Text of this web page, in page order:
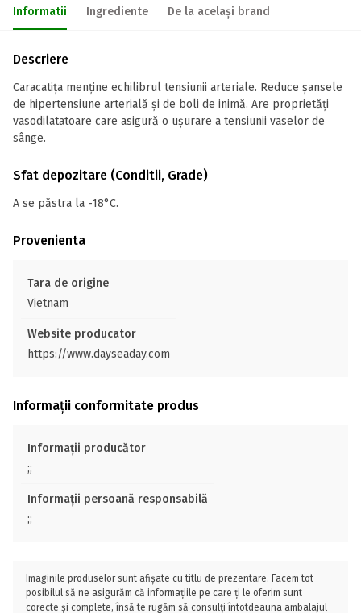
Informatii Ingrediente De la același brand
Descriere
Caracatița menține echilibrul tensiunii arteriale. Reduce șansele
de hipertensiune arterială și de boli de inimă. Are proprietăți
vasodilatatoare care asigură o ușurare a tensiunii vaselor de
sânge.
Sfat depozitare (Conditii, Grade)
A se păstra la -18°C.
Provenienta
Tara de origine
Vietnam
Website producator
https://www.dayseaday.com
Informații conformitate produs
Informații producător
;;
Informații persoană responsabilă
;;
Imaginile produselor sunt afișate cu titlu de prezentare. Facem tot
posibilul să ne asigurăm că informațiile pe care ți le oferim sunt
corecte și complete, însă te rugăm să consulți întotdeauna ambalajul